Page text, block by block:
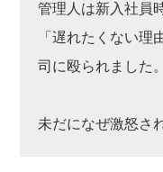
管理人は新入社員
「遅れたくない理
司に殴られました。
未だになぜ激怒さ